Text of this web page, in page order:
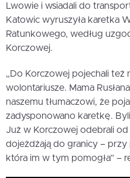
Lwowie i wsiadali do
Katowic wyruszyła karetka
Ratunkowego, według
Korczowej.
„Do Korczowej pojechali też
wolontariusze. Mama
naszemu tłumaczowi, że
zadysponowano karetkę.
Już w Korczowej odebrali
dojeżdżają do granicy – przy
która im w tym pomogła” –